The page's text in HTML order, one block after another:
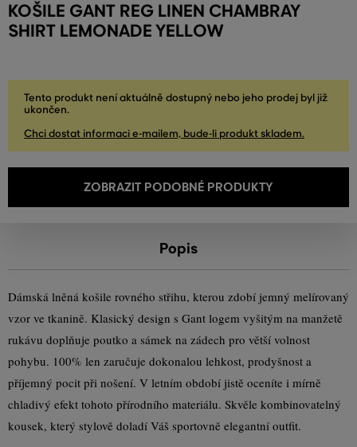
KOŠILE GANT REG LINEN CHAMBRAY
SHIRT LEMONADE YELLOW
Tento produkt není aktuálně dostupný nebo jeho prodej byl již
ukončen.
Chci dostat informaci e-mailem, bude-li produkt skladem.
ZOBRAZIT PODOBNÉ PRODUKTY
Popis
Dámská lněná košile rovného střihu, kterou zdobí jemný melírovaný
vzor ve tkanině. Klasický design s Gant logem vyšitým na manžetě
rukávu doplňuje poutko a sámek na zádech pro větší volnost
pohybu. 100% len zaručuje dokonalou lehkost, prodyšnost a
příjemný pocit při nošení. V letním období jistě oceníte i mírně
chladivý efekt tohoto přírodního materiálu. Skvěle kombinovatelný
kousek, který stylově doladí Váš sportovně elegantní outfit.